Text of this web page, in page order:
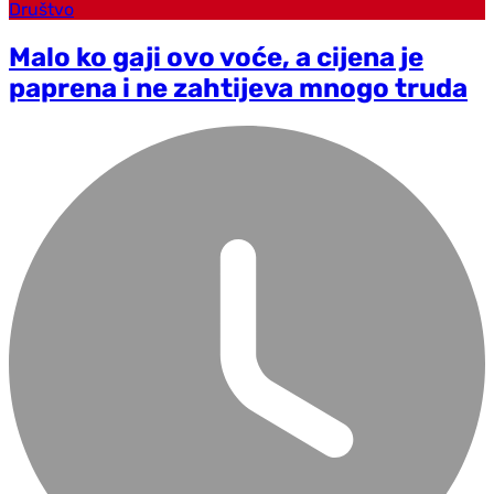
Društvo
Malo ko gaji ovo voće, a cijena je
paprena i ne zahtijeva mnogo truda